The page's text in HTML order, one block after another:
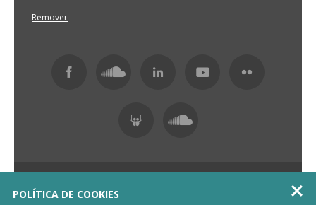
POLÍTICA DE COOKIES 
Remover
Política de Privacidade